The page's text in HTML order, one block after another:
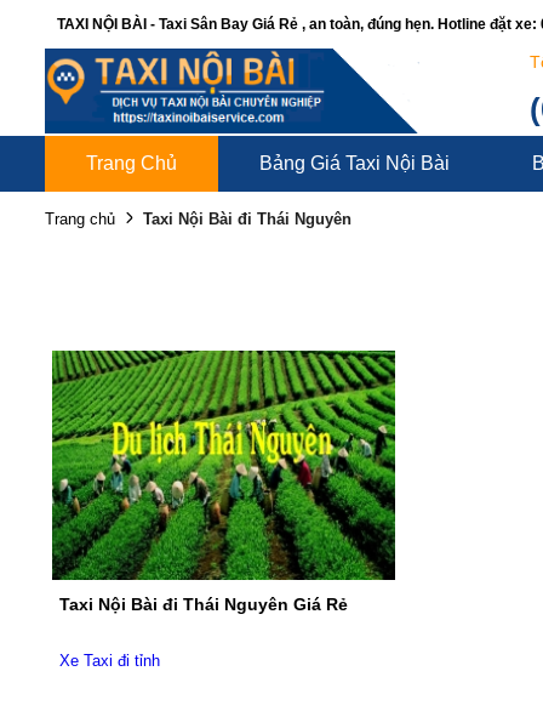
TAXI NỘI BÀI - Taxi Sân Bay Giá Rẻ , an toàn, đúng hẹn. Hotline đặt xe:
Trang Chủ Bảng Giá Taxi Nội Bài
Trang chủ Taxi Nội Bài đi Thái Nguyên
Taxi Nội Bài đi Thái Nguyên Giá Rẻ
Xe Taxi đi tỉnh